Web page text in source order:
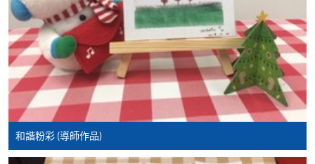
下載報名表SF26
申請學歷頒授及專業課程可能需要其他資料，報名
表可向報名中心或有關課程負責人索取。填妥申請
表格後，請連同報名費/學費以及所需證明文件親
往報名中心或以郵遞方式遞交。
報讀同一學歷頒授課程內其他單元
和諧粉彩 (導師作品)